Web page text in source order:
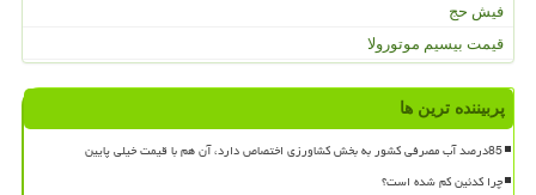
فیش حج
قیمت بیسیم موتورولا
پربیننده ترین ها
85درصد آب مصرفی کشور به بخش کشاورزی اختصاص دارد، آن هم با قیمت خیلی پایین
چرا کدئین کم شده است؟